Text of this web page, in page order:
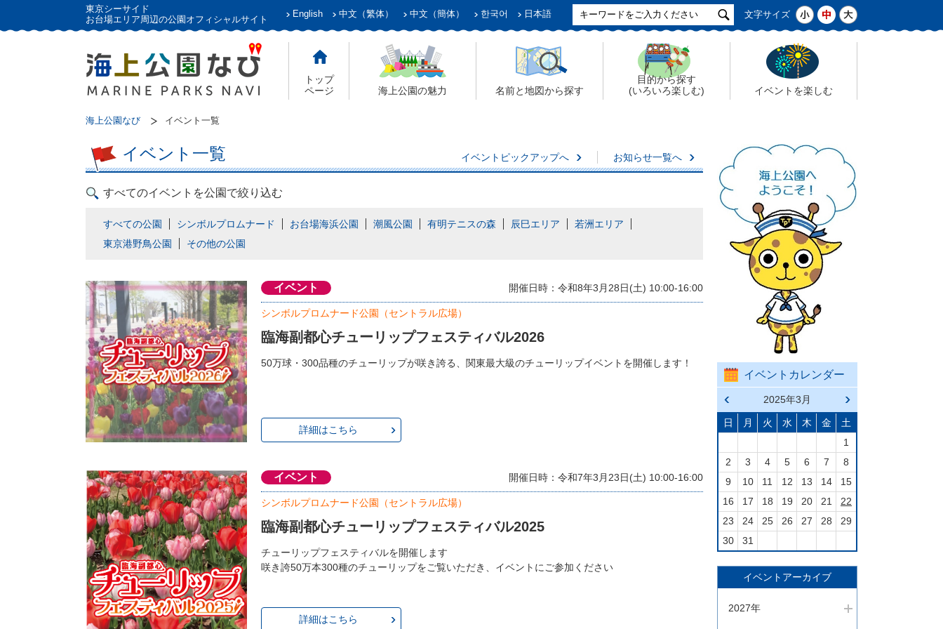
東京シーサイド
お台場エリア周辺の公園オフィシャルサイト
English 中文（繁体） 中文（簡体） 한국어 日本語 文字サイズ
トップ
ページ
海上公園の魅力 名前と地図から探す
目的から探す
(いろいろ楽しむ)
イベントを楽しむ
海上公園なび イベント一覧
イベント一覧 イベントピックアップへ お知らせ一覧へ
すべてのイベントを公園で絞り込む
すべての公園 シンボルプロムナード お台場海浜公園 潮風公園 有明テニスの森 辰巳エリア
若洲エリア
東京港野鳥公園
その他の公園
イベント 開催日時：令和8年3月28日(土) 10:00-16:00
シンボルプロムナード公園（セントラル広場）
臨海副都心チューリップフェスティバル2026
50万球・300品種のチューリップが咲き誇る、関東最大級のチューリップイベントを開催します！
詳細はこちら
イベント 開催日時：令和7年3月23日(土) 10:00-16:00
シンボルプロムナード公園（セントラル広場）
臨海副都心チューリップフェスティバル2025
チューリップフェスティバルを開催します
咲き誇50万本300種のチューリップをご覧いただき、イベントにご参加ください
詳細はこちら
イベントカレンダー
前の
月へ
戻る
2025年3月
次の
月へ
進む
日 月 火 水 木 金
土
1
2
3 4 5 6 7
8
9
10 11 12 13 14
15
16
17 18 19 20 21
22
23
24 25 26 27 28
29
30
31
イベントアーカイブ
2027年